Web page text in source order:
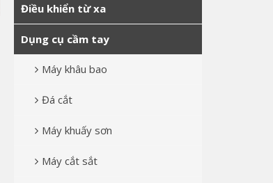
Điều khiển từ xa
Dụng cụ cầm tay
Máy khâu bao
Đá cắt
Máy khuấy sơn
Máy cắt sắt